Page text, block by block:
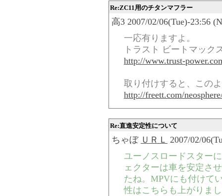
Re:ZC11用のチタンマフラー
高3 2007/02/06(Tue)-23:56
一応有りますよ。
トラスト ビートマック
http://www.trust-
取り付けすると、この
http://freett.com/
Re:直進安定性について
ちゃぼ ＵＲＬ 2007/02/
ユーノスロードスター
ェクターは車を安定さ
たね。MPVにも付けて
性はこちらも上がりま